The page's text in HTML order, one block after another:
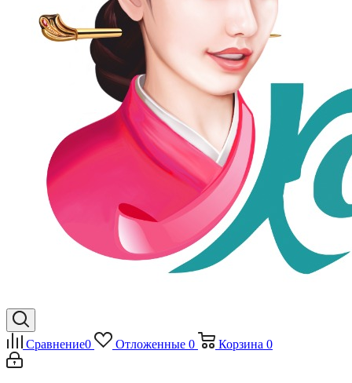
Сравнение0 Отложенные 0 Корзина 0